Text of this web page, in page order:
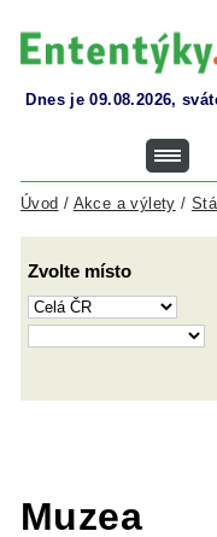
Dnes je 09.08.2026,
Úvod / Akce a výlety /
Zvolte místo
Muzea